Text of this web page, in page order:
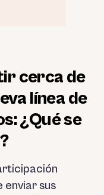
cerca de
línea de
¿Qué se
enviar sus